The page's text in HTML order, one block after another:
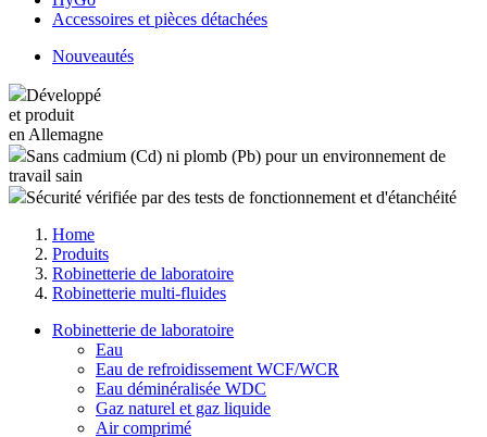
Accessoires et pièces détachées
Nouveautés
Développé
et produit
en Allemagne
Sans cadmium (Cd) ni plomb (Pb) pour un environnement de
travail sain
Sécurité vérifiée par des tests de fonctionnement et d'étanchéité
Home
Produits
Robinetterie de laboratoire
Robinetterie multi-fluides
Robinetterie de laboratoire
Eau
Eau de refroidissement WCF/WCR
Eau déminéralisée WDC
Gaz naturel et gaz liquide
Air comprimé